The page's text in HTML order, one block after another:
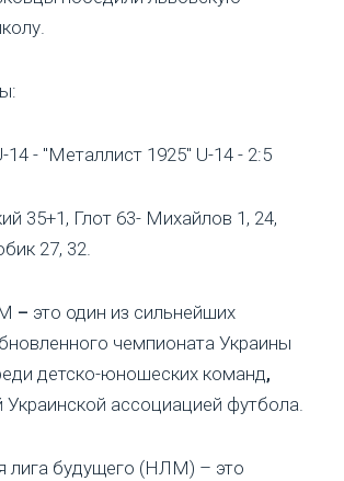
- "Металлист 1925" U-14 - 2:5
35+1, Глот 63- Михайлов 1, 24,
27, 32.
– это один из сильнейших
чемпионата Украины
детско-юношеских команд,
Украинской ассоциацией футбола.
лига будущего (НЛМ) – это